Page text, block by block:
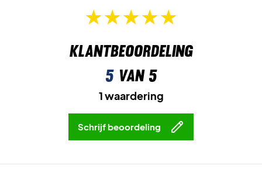
Klantbeoordeling
5van 5
1 waardering
Schrijf beoordeling